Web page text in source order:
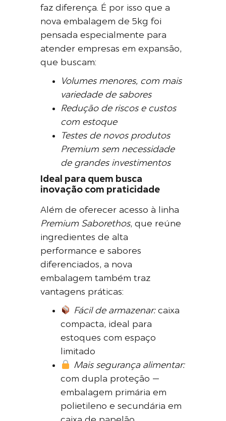
faz diferença. É por isso que a
nova embalagem de 5kg foi
pensada especialmente para
atender empresas em expansão,
que buscam:
Volumes menores, com mais
variedade de sabores
Redução de riscos e custos
com estoque
Testes de novos produtos
Premium sem necessidade
de grandes investimentos
Ideal para quem busca
inovação com praticidade
Além de oferecer acesso à linha
Premium Saborethos, que reúne
ingredientes de alta
performance e sabores
diferenciados, a nova
embalagem também traz
vantagens práticas:
Fácil de armazenar:caixa
compacta, ideal para
estoques com espaço
limitado
Mais segurança alimentar:
com dupla proteção —
embalagem primária em
polietileno e secundária em